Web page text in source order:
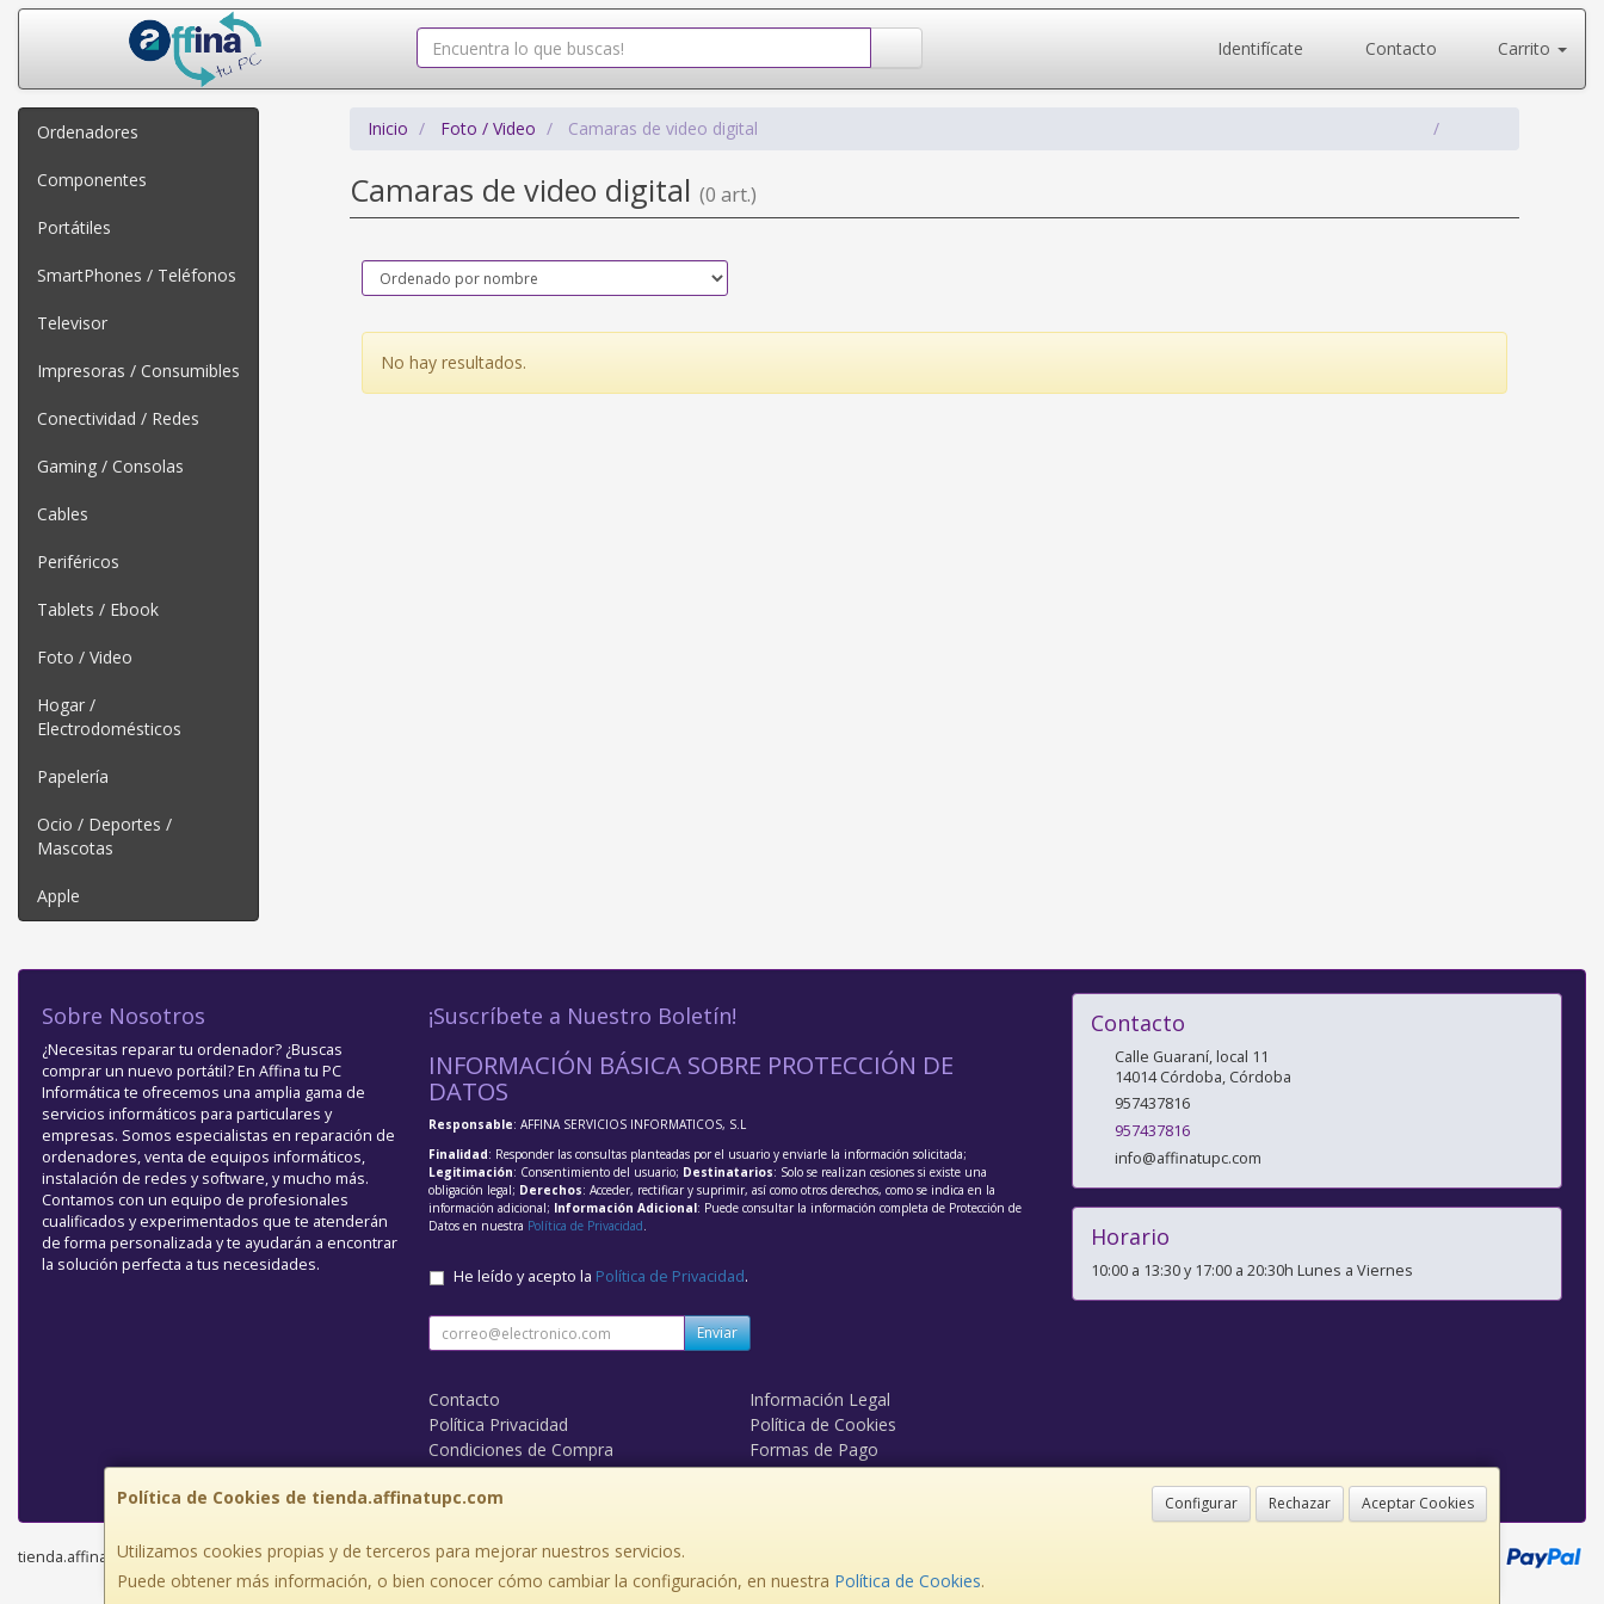
Identifícate Contacto Carrito
Ordenadores
Componentes
Portátiles
SmartPhones / Teléfonos
Televisor
Impresoras / Consumibles
Conectividad / Redes
Gaming / Consolas
Cables
Periféricos
Tablets / Ebook
Foto / Video
Hogar /
Electrodomésticos
Papelería
Ocio / Deportes /
Mascotas
Apple
Inicio Foto / Video Camaras de video digital
Camaras de video digital (0 art.)
No hay resultados.
Política de Cookies de tienda.affinatupc.com Configurar Rechazar Aceptar Cookies
Utilizamos cookies propias y de terceros para mejorar nuestros servicios.
Puede obtener más información, o bien conocer cómo cambiar la configuración, en nuestra Política de Cookies.
Sobre Nosotros
¿Necesitas reparar tu ordenador? ¿Buscas
comprar un nuevo portátil? En Affina tu PC
Informática te ofrecemos una amplia gama de
servicios informáticos para particulares y
empresas. Somos especialistas en reparación de
ordenadores, venta de equipos informáticos,
instalación de redes y software, y mucho más.
Contamos con un equipo de profesionales
cualificados y experimentados que te atenderán
de forma personalizada y te ayudarán a encontrar
la solución perfecta a tus necesidades.
¡Suscríbete a Nuestro Boletín!
INFORMACIÓN BÁSICA SOBRE PROTECCIÓN DE
DATOS
Responsable: AFFINA SERVICIOS INFORMATICOS, S.L
Finalidad: Responder las consultas planteadas por el usuario y enviarle la información solicitada;
Legitimación: Consentimiento del usuario; Destinatarios: Solo se realizan cesiones si existe una
obligación legal; Derechos: Acceder, rectificar y suprimir, así como otros derechos, como se indica en la
información adicional; Información Adicional: Puede consultar la información completa de Protección de
Datos en nuestra Política de Privacidad.
He leído y acepto la Política de Privacidad.
Enviar
Contacto
Información Legal
Política Privacidad
Política de Cookies
Condiciones de Compra
Formas de Pago
¿Quienes Somos?
Derecho de Desistimiento
Contacto
Calle Guaraní, local 11
14014 Córdoba, Córdoba
957437816
957437816
info@affinatupc.com
Horario
10:00 a 13:30 y 17:00 a 20:30h Lunes a Viernes
tienda.affinatupc.com © 2026
, , , , España. - C.I.F.: B14981336 - Tfno: